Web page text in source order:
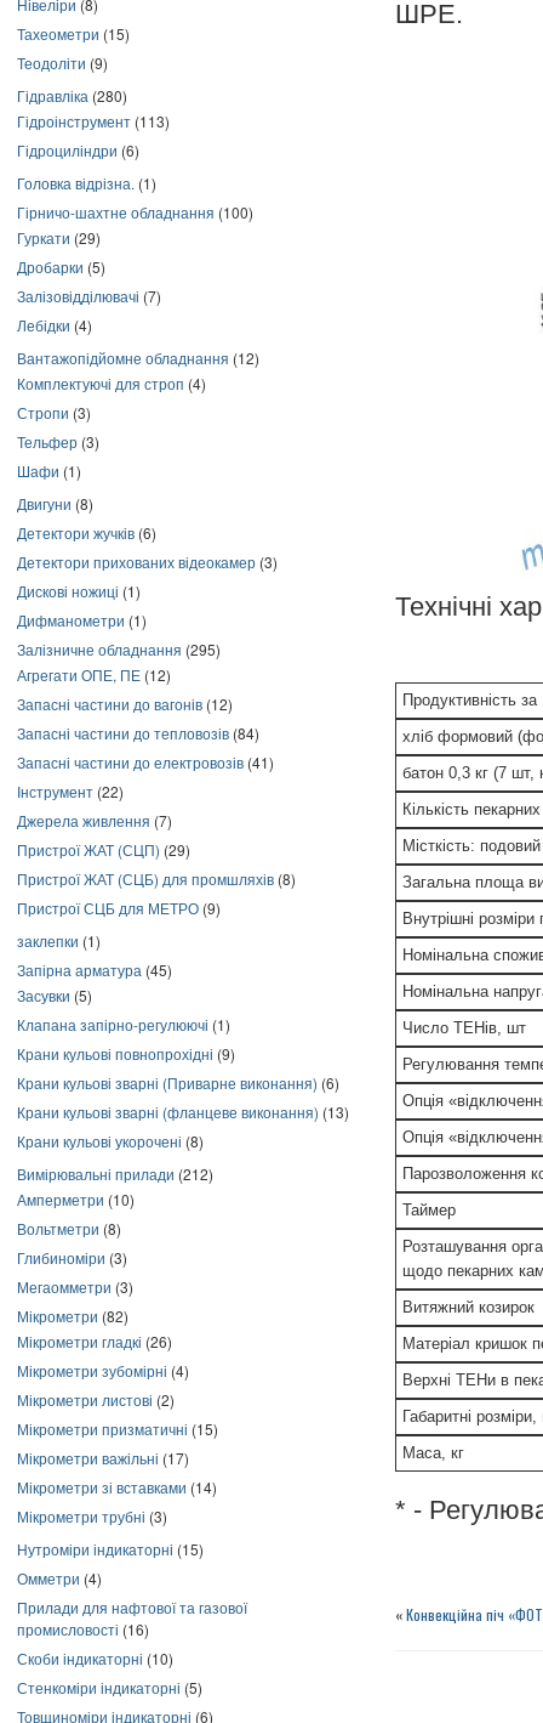
Нівеліри (8)
Тахеометри (15)
Теодоліти (9)
Гідравліка (280)
Гідроінструмент (113)
Гідроциліндри (6)
Головка відрізна. (1)
Гірничо-шахтне обладнання (100)
Гуркати (29)
Дробарки (5)
Залізовідділювачі (7)
Лебідки (4)
Вантажопідйомне обладнання (12)
Комплектуючі для строп (4)
Стропи (3)
Тельфер (3)
Шафи (1)
Двигуни (8)
Детектори жучків (6)
Детектори прихованих відеокамер (3)
Дискові ножиці (1)
Дифманометри (1)
Залізничне обладнання (295)
Агрегати ОПЕ, ПЕ (12)
Запасні частини до вагонів (12)
Запасні частини до тепловозів (84)
Запасні частини до електровозів (41)
Інструмент (22)
Джерела живлення (7)
Пристрої ЖАТ (СЦП) (29)
Пристрої ЖАТ (СЦБ) для промшляхів (8)
Пристрої СЦБ для МЕТРО (9)
заклепки (1)
Запірна арматура (45)
Засувки (5)
Клапана запірно-регулюючі (1)
Крани кульові повнопрохідні (9)
Крани кульові зварні (Приварне виконання) (6)
Крани кульові зварні (фланцеве виконання) (13)
Крани кульові укорочені (8)
Вимірювальні прилади (212)
Амперметри (10)
Вольтметри (8)
Глибиноміри (3)
Мегаомметри (3)
Мікрометри (82)
Мікрометри гладкі (26)
Мікрометри зубомірні (4)
Мікрометри листові (2)
Мікрометри призматичні (15)
Мікрометри важільні (17)
Мікрометри зі вставками (14)
Мікрометри трубні (3)
Нутроміри індикаторні (15)
Омметри (4)
Прилади для нафтової та газової
промисловості (16)
Скоби індикаторні (10)
Стенкоміри індикаторні (5)
Товщиноміри індикаторні (6)
ШРЕ.
Технічні
Продуктивність
хліб формовий
батон 0,3 кг (7 шт,
Кількість
Місткість:
Загальна площа
Внутрішні
Номінальна
Номінальна
Число ТЕНів, шт
Регулювання
Опція
Опція
Парозволоження
Таймер
Розташування
щодо пекарних
Витяжний козирок
Матеріал кришок
Верхні ТЕНи в
Габаритні
Маса, кг
* -
«Конвекційна піч